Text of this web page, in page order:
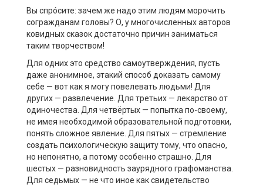
Вы спрóсите: зачем же надо этим людям морочить
согражданам головы? О, у многочисленных авторов
ковидных сказок достаточно причин заниматься
таким творчеством!
Для одних это средство самоутверждения, пусть
даже анонимное, этакий способ доказать самому
себе — вот как я могу повелевать людьми! Для
других — развлечение. Для третьих — лекарство от
одиночества. Для четвёртых — попытка по-своему,
не имея необходимой образовательной подготовки,
понять сложное явление. Для пятых — стремление
создать психологическую защиту тому, что опасно,
но непонятно, а потому особенно страшно. Для
шестых — разновидность заурядного графоманства.
Для седьмых — не что иное как свидетельство